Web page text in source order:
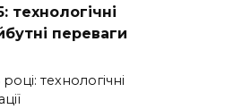
технологічні
переваги
технологічні